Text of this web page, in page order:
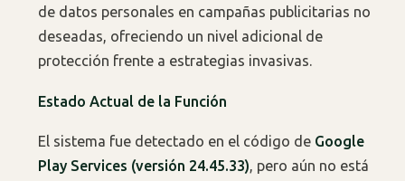
de datos personales en campañas publicitarias no
deseadas, ofreciendo un nivel adicional de
protección frente a estrategias invasivas.
Estado Actual de la Función
El sistema fue detectado en el código de Google
Play Services (versión 24.45.33), pero aún no está